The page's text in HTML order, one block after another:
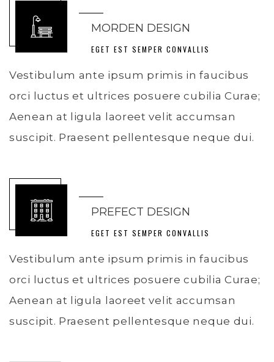
MORDEN DESIGN
EGET EST SEMPER CONVALLIS
Vestibulum ante ipsum primis in faucibus
orci luctus et ultrices posuere cubilia Curae;
Aenean at ligula laoreet velit accumsan
suscipit. Praesent pellentesque neque dui.
PREFECT DESIGN
EGET EST SEMPER CONVALLIS
Vestibulum ante ipsum primis in faucibus
orci luctus et ultrices posuere cubilia Curae;
Aenean at ligula laoreet velit accumsan
suscipit. Praesent pellentesque neque dui.